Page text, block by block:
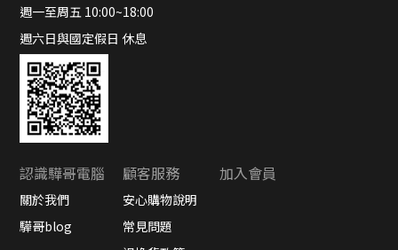
週一至周五 10:00~18:00
週六日與國定假日 休息
認識驊哥電腦
關於我們
驊哥blog
顧客服務
安心購物說明
常見問題
加入會員